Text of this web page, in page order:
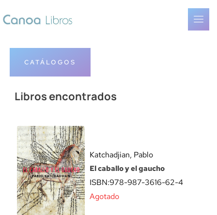
CATÁLOGOS
Libros encontrados
Katchadjian, Pablo
El caballo y el gaucho
ISBN:978-987-3616-62-4
Agotado